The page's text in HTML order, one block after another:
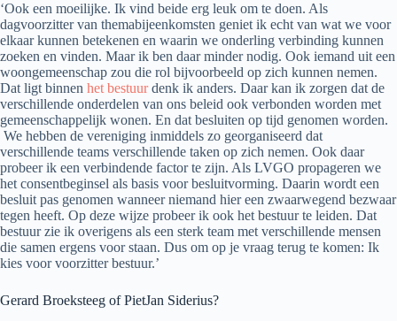
‘Ook een moeilijke. Ik vind beide erg leuk om te doen. Als
dagvoorzitter van themabijeenkomsten geniet ik echt van wat we voor
elkaar kunnen betekenen en waarin we onderling verbinding kunnen
zoeken en vinden. Maar ik ben daar minder nodig. Ook iemand uit een
woongemeenschap zou die rol bijvoorbeeld op zich kunnen nemen.
Dat ligt binnen het bestuurdenk ik anders. Daar kan ik zorgen dat de
verschillende onderdelen van ons beleid ook verbonden worden met
gemeenschappelijk wonen. En dat besluiten op tijd genomen worden.
We hebben de vereniging inmiddels zo georganiseerd dat
verschillende teams verschillende taken op zich nemen. Ook daar
probeer ik een verbindende factor te zijn. Als LVGO propageren we
het consentbeginsel als basis voor besluitvorming. Daarin wordt een
besluit pas genomen wanneer niemand hier een zwaarwegend bezwaar
tegen heeft. Op deze wijze probeer ik ook het bestuur te leiden. Dat
bestuur zie ik overigens als een sterk team met verschillende mensen
die samen ergens voor staan. Dus om op je vraag terug te komen: Ik
kies voor voorzitter bestuur.’
Gerard Broeksteeg of PietJan Siderius?